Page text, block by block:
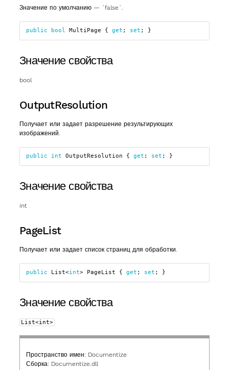
Значение по умолчанию — `false`.
public bool MultiPage { get ; set ; }
Значение свойства
bool
OutputResolution
Получает или задает разрешение результирующих
изображений.
public int OutputResolution { get ; set ; }
Значение свойства
int
PageList
Получает или задает список страниц для обработки.
public List<int> PageList { get ; set ; }
Значение свойства
List<int>
Пространство имен: Documentize
Сборка: Documentize.dll